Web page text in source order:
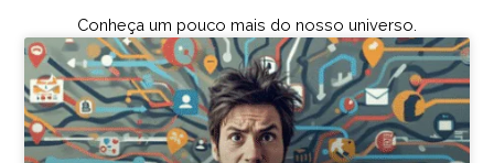
Conheça um pouco mais do nosso universo.